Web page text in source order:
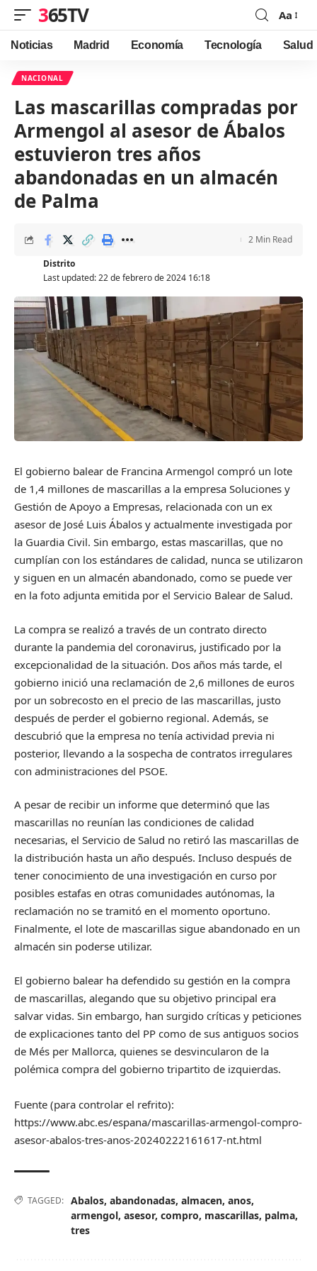
365TV
Font
Resizer
Aa
Noticias Madrid Economía Tecnología Salud
NACIONAL
Las mascarillas compradas por
Armengol al asesor de Ábalos
estuvieron tres años
abandonadas en un almacén
de Palma
Last updated: 22 de febrero de 2024 16:18
Distrito
2 Min Read
El gobierno balear de Francina Armengol compró un lote
de 1,4 millones de mascarillas a la empresa Soluciones y
Gestión de Apoyo a Empresas, relacionada con un ex
asesor de José Luis Ábalos y actualmente investigada por
la Guardia Civil. Sin embargo, estas mascarillas, que no
cumplían con los estándares de calidad, nunca se utilizaron
y siguen en un almacén abandonado, como se puede ver
en la foto adjunta emitida por el Servicio Balear de Salud.
La compra se realizó a través de un contrato directo
durante la pandemia del coronavirus, justificado por la
excepcionalidad de la situación. Dos años más tarde, el
gobierno inició una reclamación de 2,6 millones de euros
por un sobrecosto en el precio de las mascarillas, justo
después de perder el gobierno regional. Además, se
descubrió que la empresa no tenía actividad previa ni
posterior, llevando a la sospecha de contratos irregulares
con administraciones del PSOE.
A pesar de recibir un informe que determinó que las
mascarillas no reunían las condiciones de calidad
necesarias, el Servicio de Salud no retiró las mascarillas de
la distribución hasta un año después. Incluso después de
tener conocimiento de una investigación en curso por
posibles estafas en otras comunidades autónomas, la
reclamación no se tramitó en el momento oportuno.
Finalmente, el lote de mascarillas sigue abandonado en un
almacén sin poderse utilizar.
El gobierno balear ha defendido su gestión en la compra
de mascarillas, alegando que su objetivo principal era
salvar vidas. Sin embargo, han surgido críticas y peticiones
de explicaciones tanto del PP como de sus antiguos socios
de Més per Mallorca, quienes se desvincularon de la
polémica compra del gobierno tripartito de izquierdas.
Fuente (para controlar el refrito):
https://www.abc.es/espana/mascarillas-armengol-compro-
asesor-abalos-tres-anos-20240222161617-nt.html
TAGGED: Abalos, abandonadas, almacen, anos,
armengol, asesor, compro, mascarillas, palma,
tres